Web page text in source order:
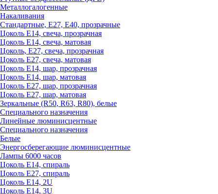
Металлогалогенные
Накаливания
Стандартные, Е27, Е40, прозрачные
Цоколь Е14, свеча, прозрачная
Цоколь Е14, свеча, матовая
Цоколь, Е27, свеча, прозрачная
Цоколь Е27, свеча, матовая
Цоколь Е14, шар, прозрачная
Цоколь Е14, шар, матовая
Цоколь Е27, шар, прозрачная
Цоколь Е27, шар, матовая
Зеркальные (R50, R63, R80), белые
Специального назначения
Линейные люминисцентные
Специального назначения
Белые
Энергосберегающие люминисцентные
Лампы 6000 часов
Цоколь Е14, спираль
Цоколь Е27, спираль
Цоколь Е14, 2U
Цоколь Е14, 3U